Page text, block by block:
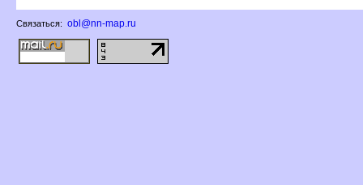
Связаться: obl@nn-map.ru